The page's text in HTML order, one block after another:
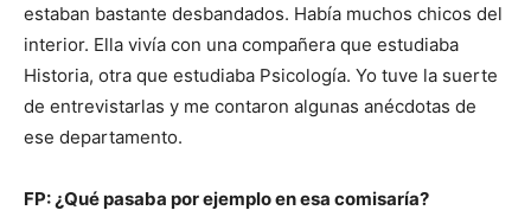
estaban bastante desbandados. Había muchos chicos del
interior. Ella vivía con una compañera que estudiaba
Historia, otra que estudiaba Psicología. Yo tuve la suerte
de entrevistarlas y me contaron algunas anécdotas de
ese departamento.
FP: ¿Qué pasaba por ejemplo en esa comisaría?